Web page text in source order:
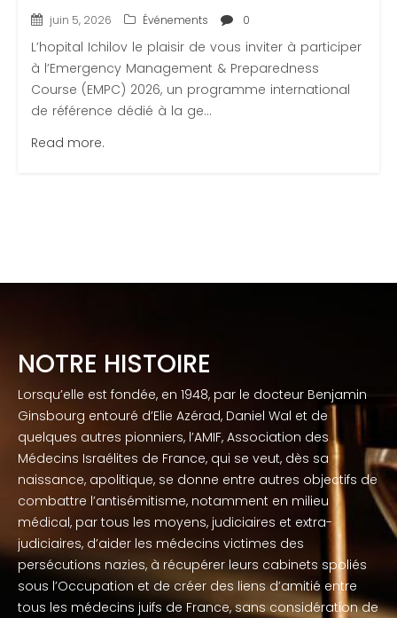
juin 5, 2026 Événements 0
L’hopital Ichilov le plaisir de vous inviter à participer
à l’Emergency Management & Preparedness
Course (EMPC) 2026, un programme international
de référence dédié à la ge…
Read more.
NOTRE HISTOIRE
Lorsqu’elle est fondée, en 1948, par le docteur Benjamin
Ginsbourg entouré d’Elie Azérad, Daniel Wal et de
quelques autres pionniers, l’AMIF, Association des
Médecins Israélites de France, qui se veut, dès sa
naissance, apolitique, se donne entre autres objectifs de
combattre l’antisémitisme, notamment en milieu
médical, par tous les moyens, judiciaires et extra-
judiciaires, d’aider les médecins victimes des
persécutions nazies, à récupérer leurs cabinets spoliés
sous l’Occupation et de créer des liens d’amitié entre
tous les médecins juifs de France, sans considération de